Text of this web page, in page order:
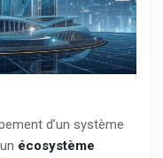
d’un système
écosystème